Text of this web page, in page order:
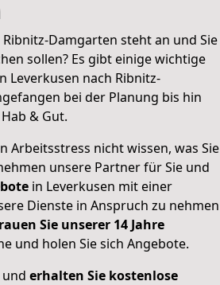
Damgarten steht an und Sie
sollen? Es gibt einige wichtige
Leverkusen nach Ribnitz-
bei der Planung bis hin
& Gut.
Arbeitsstress nicht wissen, was Sie
unsere Partner für Sie und
in Leverkusen mit einer
Dienste in Anspruch zu nehmen
Sie unserer 14 Jahre
und holen Sie sich Angebote.
und erhalten Sie kostenlose